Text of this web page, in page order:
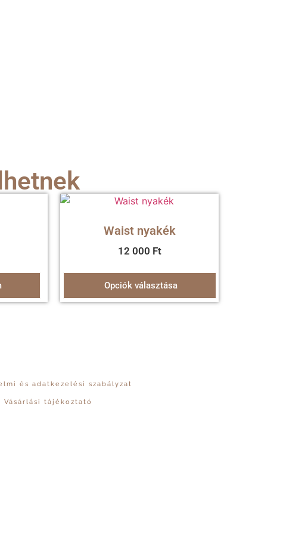
Waist nyakék
12 000 Ft
Opciók választása
és adatkezelési szabályzat
Vásárlási tájékoztató